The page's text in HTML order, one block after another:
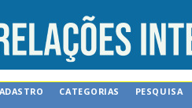
CATEGORIAS
PESQUISA